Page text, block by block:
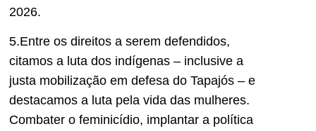
2026.
5.Entre os direitos a serem defendidos,
citamos a luta dos indígenas – inclusive a
justa mobilização em defesa do Tapajós – e
destacamos a luta pela vida das mulheres.
Combater o feminicídio, implantar a política